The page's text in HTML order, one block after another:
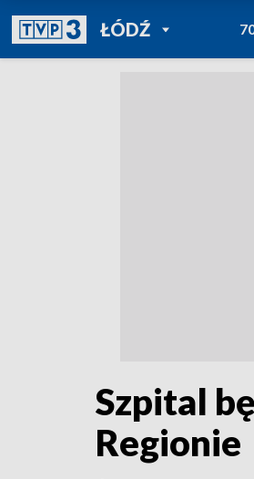
ŁÓDŹPOWRÓT DO
TVP REGIONY
Szpital
Regionie